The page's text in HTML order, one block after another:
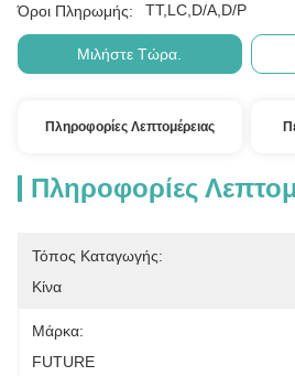
Όροι Πληρωμής: ΤΤ,LC,D/A,D/P
Μιλήστε Τώρα.
Πληροφορίες Λεπτομέρειας
Πληροφορίες
Τόπος Καταγωγής:
Κίνα
Μάρκα:
FUTURE